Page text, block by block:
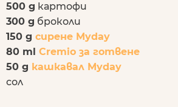
500 g картофи
300 g броколи
150 g сирене Myday
80 ml Cremio за готвене
50 g кашкавал Myday
сол